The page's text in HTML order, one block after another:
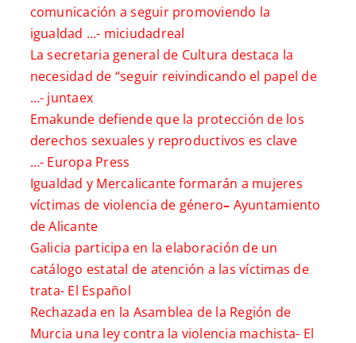
comunicación a seguir promoviendo la
igualdad …- miciudadreal
La secretaria general de Cultura destaca la
necesidad de “seguir reivindicando el papel de
…- juntaex
Emakunde defiende que la protección de los
derechos sexuales y reproductivos es clave
…- Europa Press
Igualdad y Mercalicante formarán a mujeres
víctimas de violencia de género– Ayuntamiento
de Alicante
Galicia participa en la elaboración de un
catálogo estatal de atención a las víctimas de
trata- El Español
Rechazada en la Asamblea de la Región de
Murcia una ley contra la violencia machista- El